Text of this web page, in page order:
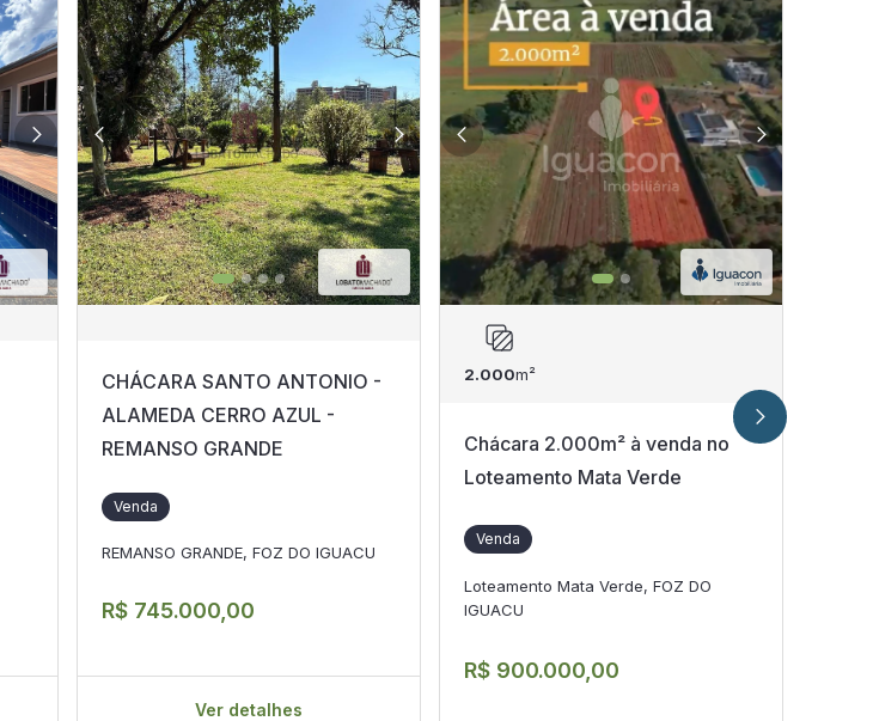
CHÁCARA SANTO ANTONIO -
ALAMEDA CERRO AZUL -
REMANSO GRANDE
Venda
REMANSO GRANDE, FOZ DO IGUACU
R$ 745.000,00
Ver detalhes
2.000m²
Chácara 2.000m² à venda no
Loteamento Mata Verde
Venda
Loteamento Mata Verde, FOZ DO
IGUACU
R$ 900.000,00